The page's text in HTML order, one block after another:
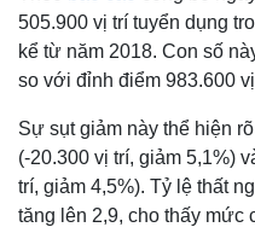
505.900 vị trí tuyển dụng
kể từ năm 2018. Con số
so với đỉnh điểm 983.600
Sự sụt giảm này thể hiện
(-20.300 vị trí, giảm 5,1%)
trí, giảm 4,5%). Tỷ lệ thất
tăng lên 2,9, cho thấy mức